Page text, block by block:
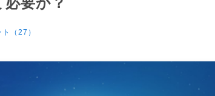
（27）